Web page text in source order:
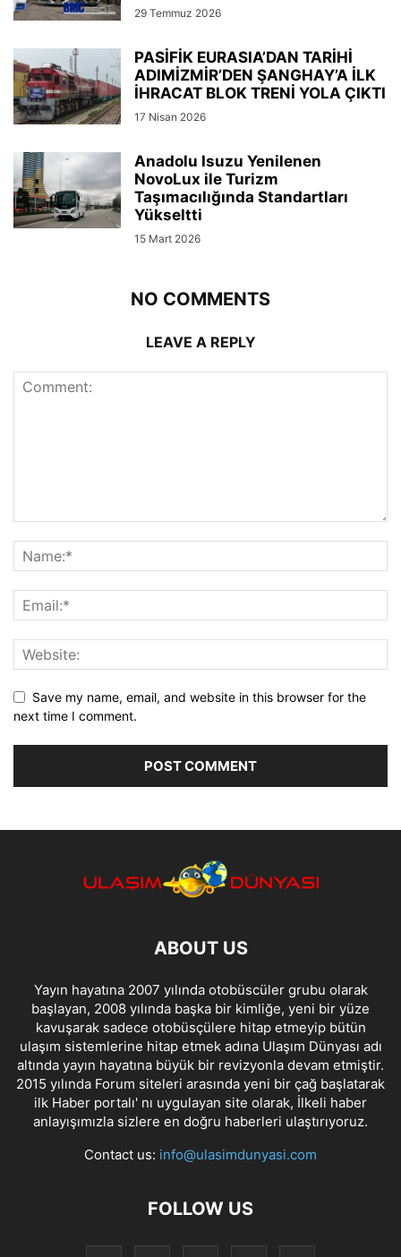
29 Temmuz 2026
PASİFİK EURASIA’DAN TARİHİ
ADIMİZMİR’DEN ŞANGHAY’A İLK
İHRACAT BLOK TRENİ YOLA ÇIKTI
17 Nisan 2026
Anadolu Isuzu Yenilenen
NovoLux ile Turizm
Taşımacılığında Standartları
Yükseltti
15 Mart 2026
NO COMMENTS
LEAVE A REPLY
Save my name, email, and website in this browser for the
next time I comment.
ABOUT US
Yayın hayatına 2007 yılında otobüscüler grubu olarak
başlayan, 2008 yılında başka bir kimliğe, yeni bir yüze
kavuşarak sadece otobüsçülere hitap etmeyip bütün
ulaşım sistemlerine hitap etmek adına Ulaşım Dünyası adı
altında yayın hayatına büyük bir revizyonla devam etmiştir.
2015 yılında Forum siteleri arasında yeni bir çağ başlatarak
ilk Haber portalı' nı uygulayan site olarak, İlkeli haber
anlayışımızla sizlere en doğru haberleri ulaştırıyoruz.
Contact us: info@ulasimdunyasi.com
FOLLOW US